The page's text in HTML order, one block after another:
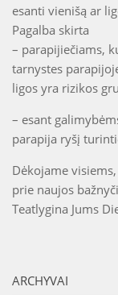
esanti vienišą ar
Pagalba skirta
– parapijiečiams,
tarnystes
ligos yra rizikos
– esant
parapija ryšį
Dėkojame
prie naujos
Teatlygina Jums
ARCHYVAI